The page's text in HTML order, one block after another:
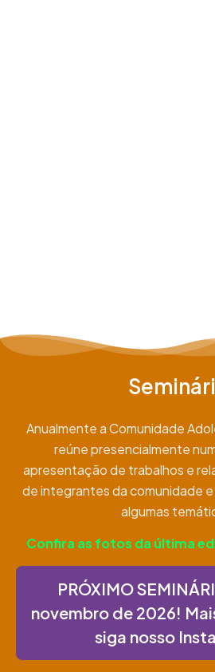
Anualmente a Comunidade
reúne presencialmente
apresentação de trabalhos e
de integrantes da comunidade
algumas
Confira as fotos da última
PRÓXIMO
novembro de 2026!
siga nosso